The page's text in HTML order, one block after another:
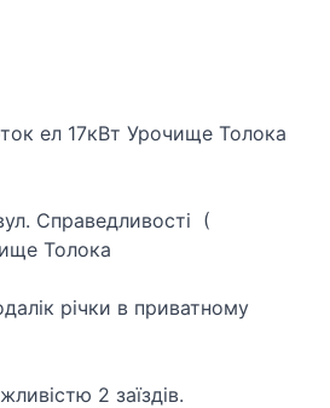
ел 17кВт Урочище Толока
Справедливості (
Толока
річки в приватному
2 заїздів.